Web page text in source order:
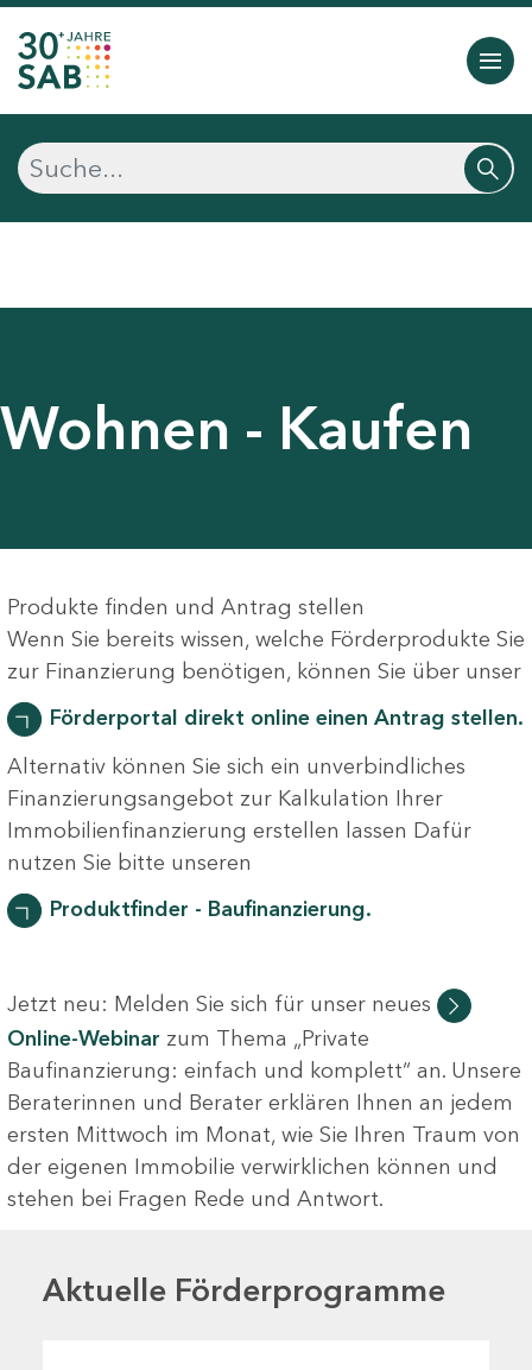
Wohnen - Kaufen
Produkte finden und Antrag stellen
Wenn Sie bereits wissen, welche Förderprodukte Sie
zur Finanzierung benötigen, können Sie über unser
Förderportal direkt online einen Antrag stellen.
Alternativ können Sie sich ein unverbindliches
Finanzierungsangebot zur Kalkulation Ihrer
Immobilienfinanzierung erstellen lassen Dafür
nutzen Sie bitte unseren
Produktfinder - Baufinanzierung.
Jetzt neu: Melden Sie sich für unser neues
Online-Webinar zum Thema „Private
Baufinanzierung: einfach und komplett“ an. Unsere
Beraterinnen und Berater erklären Ihnen an jedem
ersten Mittwoch im Monat, wie Sie Ihren Traum von
der eigenen Immobilie verwirklichen können und
stehen bei Fragen Rede und Antwort.
Aktuelle Förderprogramme